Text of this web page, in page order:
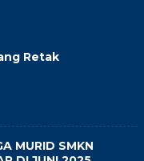
Retak
MURID SMKN